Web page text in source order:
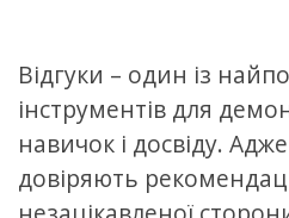
Відгуки – один із
інструментів для
навичок і досвіду.
довіряють